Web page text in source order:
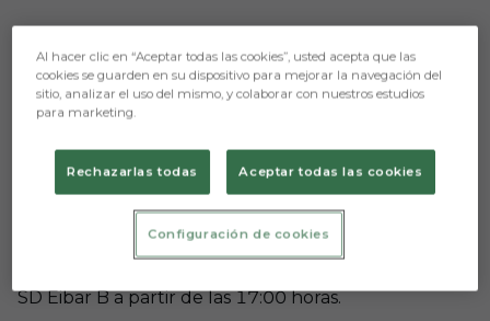
Aún no hay reacciones. ¡Sé el primero!
BCF Femenino – SD Eibar B (C.D. Burgos CF;
domingo 5, 17:00 horas)
El Burgos CF Femenino afronta este domingo una
SD Eibar B a partir de las 17:00 horas.
Al hacer clic en “Aceptar todas las cookies”, usted acepta que las
cookies se guarden en su dispositivo para mejorar la navegación del
sitio, analizar el uso del mismo, y colaborar con nuestros estudios
para marketing.
Rechazarlas todas Aceptar todas las cookies
Configuración de cookies